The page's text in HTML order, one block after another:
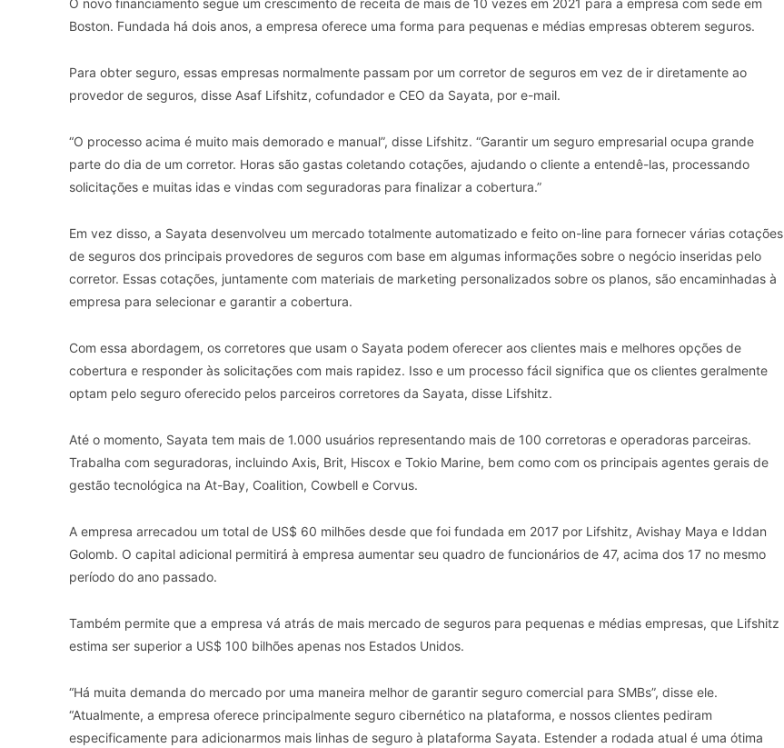
O novo financiamento segue um crescimento de receita de mais de 10 vezes em 2021 para a empresa com sede em
Boston. Fundada há dois anos, a empresa oferece uma forma para pequenas e médias empresas obterem seguros.
Para obter seguro, essas empresas normalmente passam por um corretor de seguros em vez de ir diretamente ao
provedor de seguros, disse Asaf Lifshitz, cofundador e CEO da Sayata, por e-mail.
“O processo acima é muito mais demorado e manual”, disse Lifshitz. “Garantir um seguro empresarial ocupa grande
parte do dia de um corretor. Horas são gastas coletando cotações, ajudando o cliente a entendê-las, processando
solicitações e muitas idas e vindas com seguradoras para finalizar a cobertura.”
Em vez disso, a Sayata desenvolveu um mercado totalmente automatizado e feito on-line para fornecer várias cotações
de seguros dos principais provedores de seguros com base em algumas informações sobre o negócio inseridas pelo
corretor. Essas cotações, juntamente com materiais de marketing personalizados sobre os planos, são encaminhadas à
empresa para selecionar e garantir a cobertura.
Com essa abordagem, os corretores que usam o Sayata podem oferecer aos clientes mais e melhores opções de
cobertura e responder às solicitações com mais rapidez. Isso e um processo fácil significa que os clientes geralmente
optam pelo seguro oferecido pelos parceiros corretores da Sayata, disse Lifshitz.
Até o momento, Sayata tem mais de 1.000 usuários representando mais de 100 corretoras e operadoras parceiras.
Trabalha com seguradoras, incluindo Axis, Brit, Hiscox e Tokio Marine, bem como com os principais agentes gerais de
gestão tecnológica na At-Bay, Coalition, Cowbell e Corvus.
A empresa arrecadou um total de US$ 60 milhões desde que foi fundada em 2017 por Lifshitz, Avishay Maya e Iddan
Golomb. O capital adicional permitirá à empresa aumentar seu quadro de funcionários de 47, acima dos 17 no mesmo
período do ano passado.
Também permite que a empresa vá atrás de mais mercado de seguros para pequenas e médias empresas, que Lifshitz
estima ser superior a US$ 100 bilhões apenas nos Estados Unidos.
“Há muita demanda do mercado por uma maneira melhor de garantir seguro comercial para SMBs”, disse ele.
“Atualmente, a empresa oferece principalmente seguro cibernético na plataforma, e nossos clientes pediram
especificamente para adicionarmos mais linhas de seguro à plataforma Sayata. Estender a rodada atual é uma ótima